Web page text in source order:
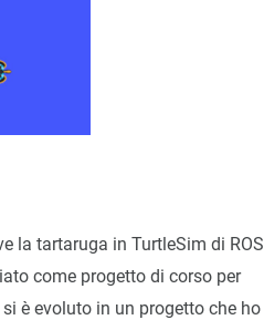
la tartaruga in TurtleSim di ROS
come progetto di corso per
è evoluto in un progetto che ho